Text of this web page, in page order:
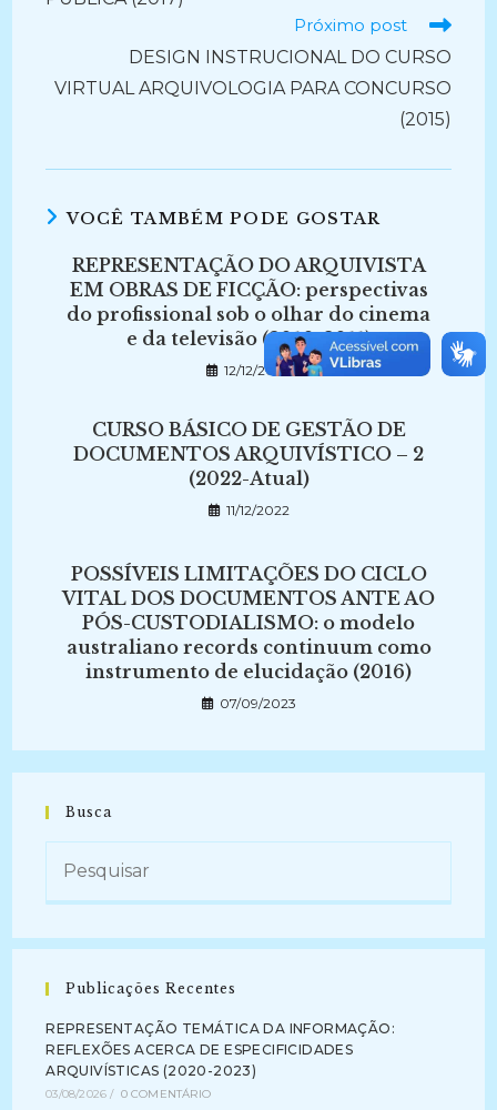
Próximo post
DESIGN INSTRUCIONAL DO CURSO
VIRTUAL ARQUIVOLOGIA PARA CONCURSO
(2015)
VOCÊ TAMBÉM PODE GOSTAR
REPRESENTAÇÃO DO ARQUIVISTA
EM OBRAS DE FICÇÃO: perspectivas
do profissional sob o olhar do cinema
e da televisão (2010-2011)
12/12/2022
CURSO BÁSICO DE GESTÃO DE
DOCUMENTOS ARQUIVÍSTICO – 2
(2022-Atual)
11/12/2022
POSSÍVEIS LIMITAÇÕES DO CICLO
VITAL DOS DOCUMENTOS ANTE AO
PÓS-CUSTODIALISMO: o modelo
australiano records continuum como
instrumento de elucidação (2016)
07/09/2023
Busca
Publicações Recentes
REPRESENTAÇÃO TEMÁTICA DA INFORMAÇÃO:
REFLEXÕES ACERCA DE ESPECIFICIDADES
ARQUIVÍSTICAS (2020-2023)
03/08/2026 / 0 COMENTÁRIO